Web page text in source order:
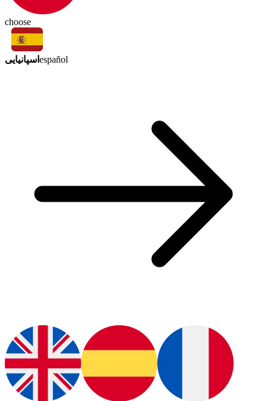
choose
اسپانیایی español